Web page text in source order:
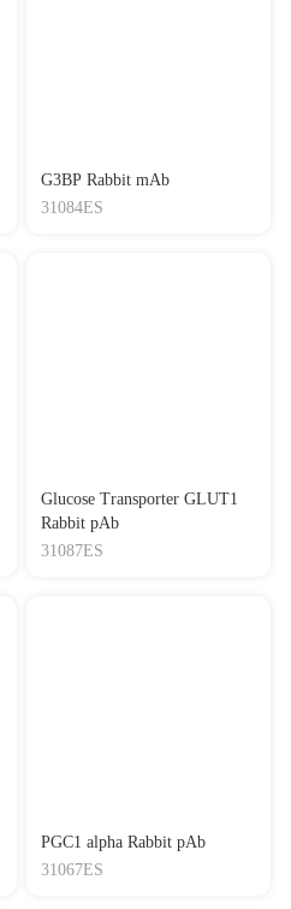
G3BP Rabbit mAb
31084ES
Glucose Transporter GLUT1
Rabbit pAb
31087ES
PGC1 alpha Rabbit pAb
31067ES